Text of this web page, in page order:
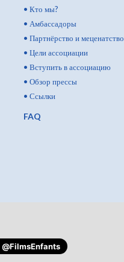
• Кто мы?
• Амбассадоры
• Партнёрство и меценатство
• Цели ассоциации
• Вступить в ассоциацию
• Обзор прессы
• Ссылки
FAQ
@FilmsEnfants